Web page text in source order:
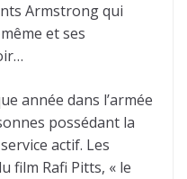
Armstrong qui
et ses
année dans l’armée
possédant la
actif. Les
film Rafi Pitts, « le